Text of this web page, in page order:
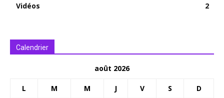
Vidéos
2
Calendrier
août 2026
L M M J V S D